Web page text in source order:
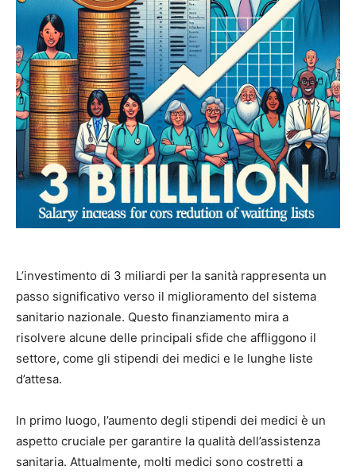
L’investimento di 3 miliardi per la sanità rappresenta un
passo significativo verso il miglioramento del sistema
sanitario nazionale. Questo finanziamento mira a
risolvere alcune delle principali sfide che affliggono il
settore, come gli stipendi dei medici e le lunghe liste
d’attesa.
In primo luogo, l’aumento degli stipendi dei medici è un
aspetto cruciale per garantire la qualità dell’assistenza
sanitaria. Attualmente, molti medici sono costretti a